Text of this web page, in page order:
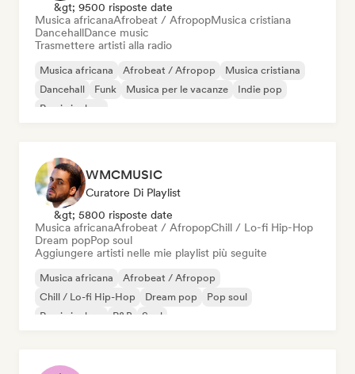
&gt; 9500 risposte date
Musica africanaAfrobeat / AfropopMusica cristiana
DancehallDance music
Trasmettere artisti alla radio
Musica africana Afrobeat / Afropop
Musica cristiana
Dancehall
Funk Musica per le vacanze
Indie pop
Rap in inglese
WMCMUSIC
Curatore Di Playlist
&gt; 5800 risposte date
Musica africanaAfrobeat / AfropopChill / Lo-fi Hip-Hop
Dream popPop soul
Aggiungere artisti nelle mie playlist più seguite
Musica africana
Afrobeat / Afropop
Chill / Lo-fi Hip-Hop
Dream pop
Pop soul
Rap in inglese
R&B Soul